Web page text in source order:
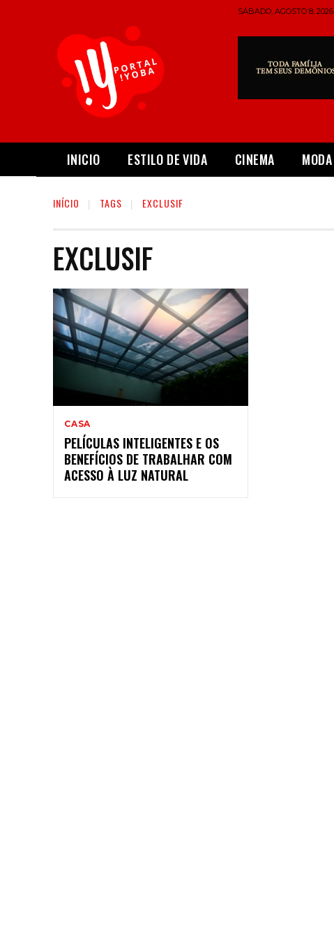
SÁBADO, AGOSTO 8, 2026
INICIO ESTILO DE VIDA CINEMA MODA
INÍCIO TAGS EXCLUSIF
EXCLUSIF
CASA
PELÍCULAS INTELIGENTES E OS
BENEFÍCIOS DE TRABALHAR COM
ACESSO À LUZ NATURAL